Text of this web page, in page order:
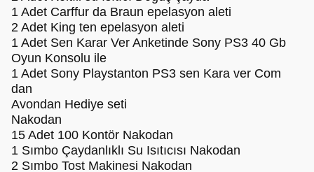
1 Adet Carffur da Braun epelasyon aleti
2 Adet King ten epelasyon aleti
1 Adet Sen Karar Ver Anketinde Sony PS3 40 Gb
Oyun Konsolu ile
1 Adet Sony Playstanton PS3 sen Kara ver Com
dan
Avondan Hediye seti
Nakodan
15 Adet 100 Kontör Nakodan
1 Sımbo Çaydanlıklı Su Isıtıcısı Nakodan
2 Sımbo Tost Makinesi Nakodan